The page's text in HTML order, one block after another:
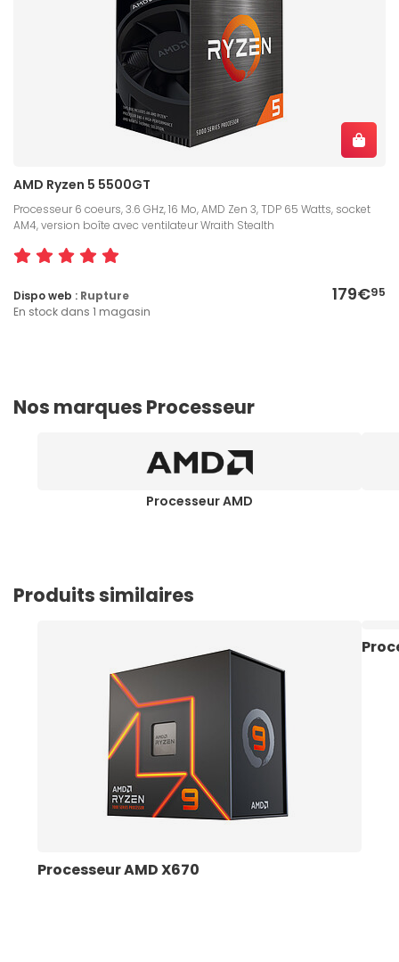
AMD Ryzen 5 5500GT
Processeur 6 coeurs, 3.6 GHz, 16 Mo, AMD Zen 3, TDP 65 Watts, socket
AM4, version boîte avec ventilateur Wraith Stealth
179€95
Dispo web : Rupture
En stock dans 1 magasin
Nos marques Processeur
Processeur AMD
Produits similaires
Processeur AMD X670